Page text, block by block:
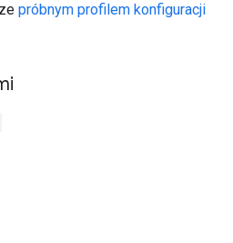
próbnym profilem konfiguracji